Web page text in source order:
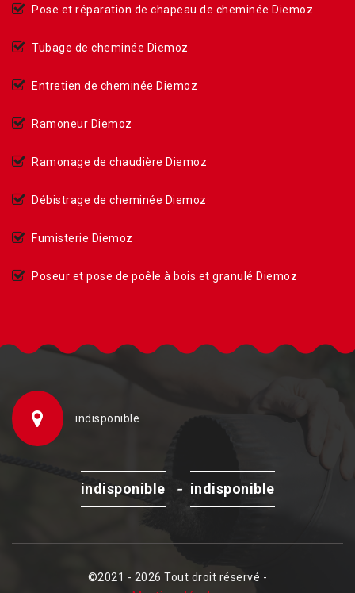
Pose et réparation de chapeau de cheminée Diemoz
Tubage de cheminée Diemoz
Entretien de cheminée Diemoz
Ramoneur Diemoz
Ramonage de chaudière Diemoz
Débistrage de cheminée Diemoz
Fumisterie Diemoz
Poseur et pose de poêle à bois et granulé Diemoz
indisponible
indisponible - indisponible
©2021 - 2026 Tout droit réservé -